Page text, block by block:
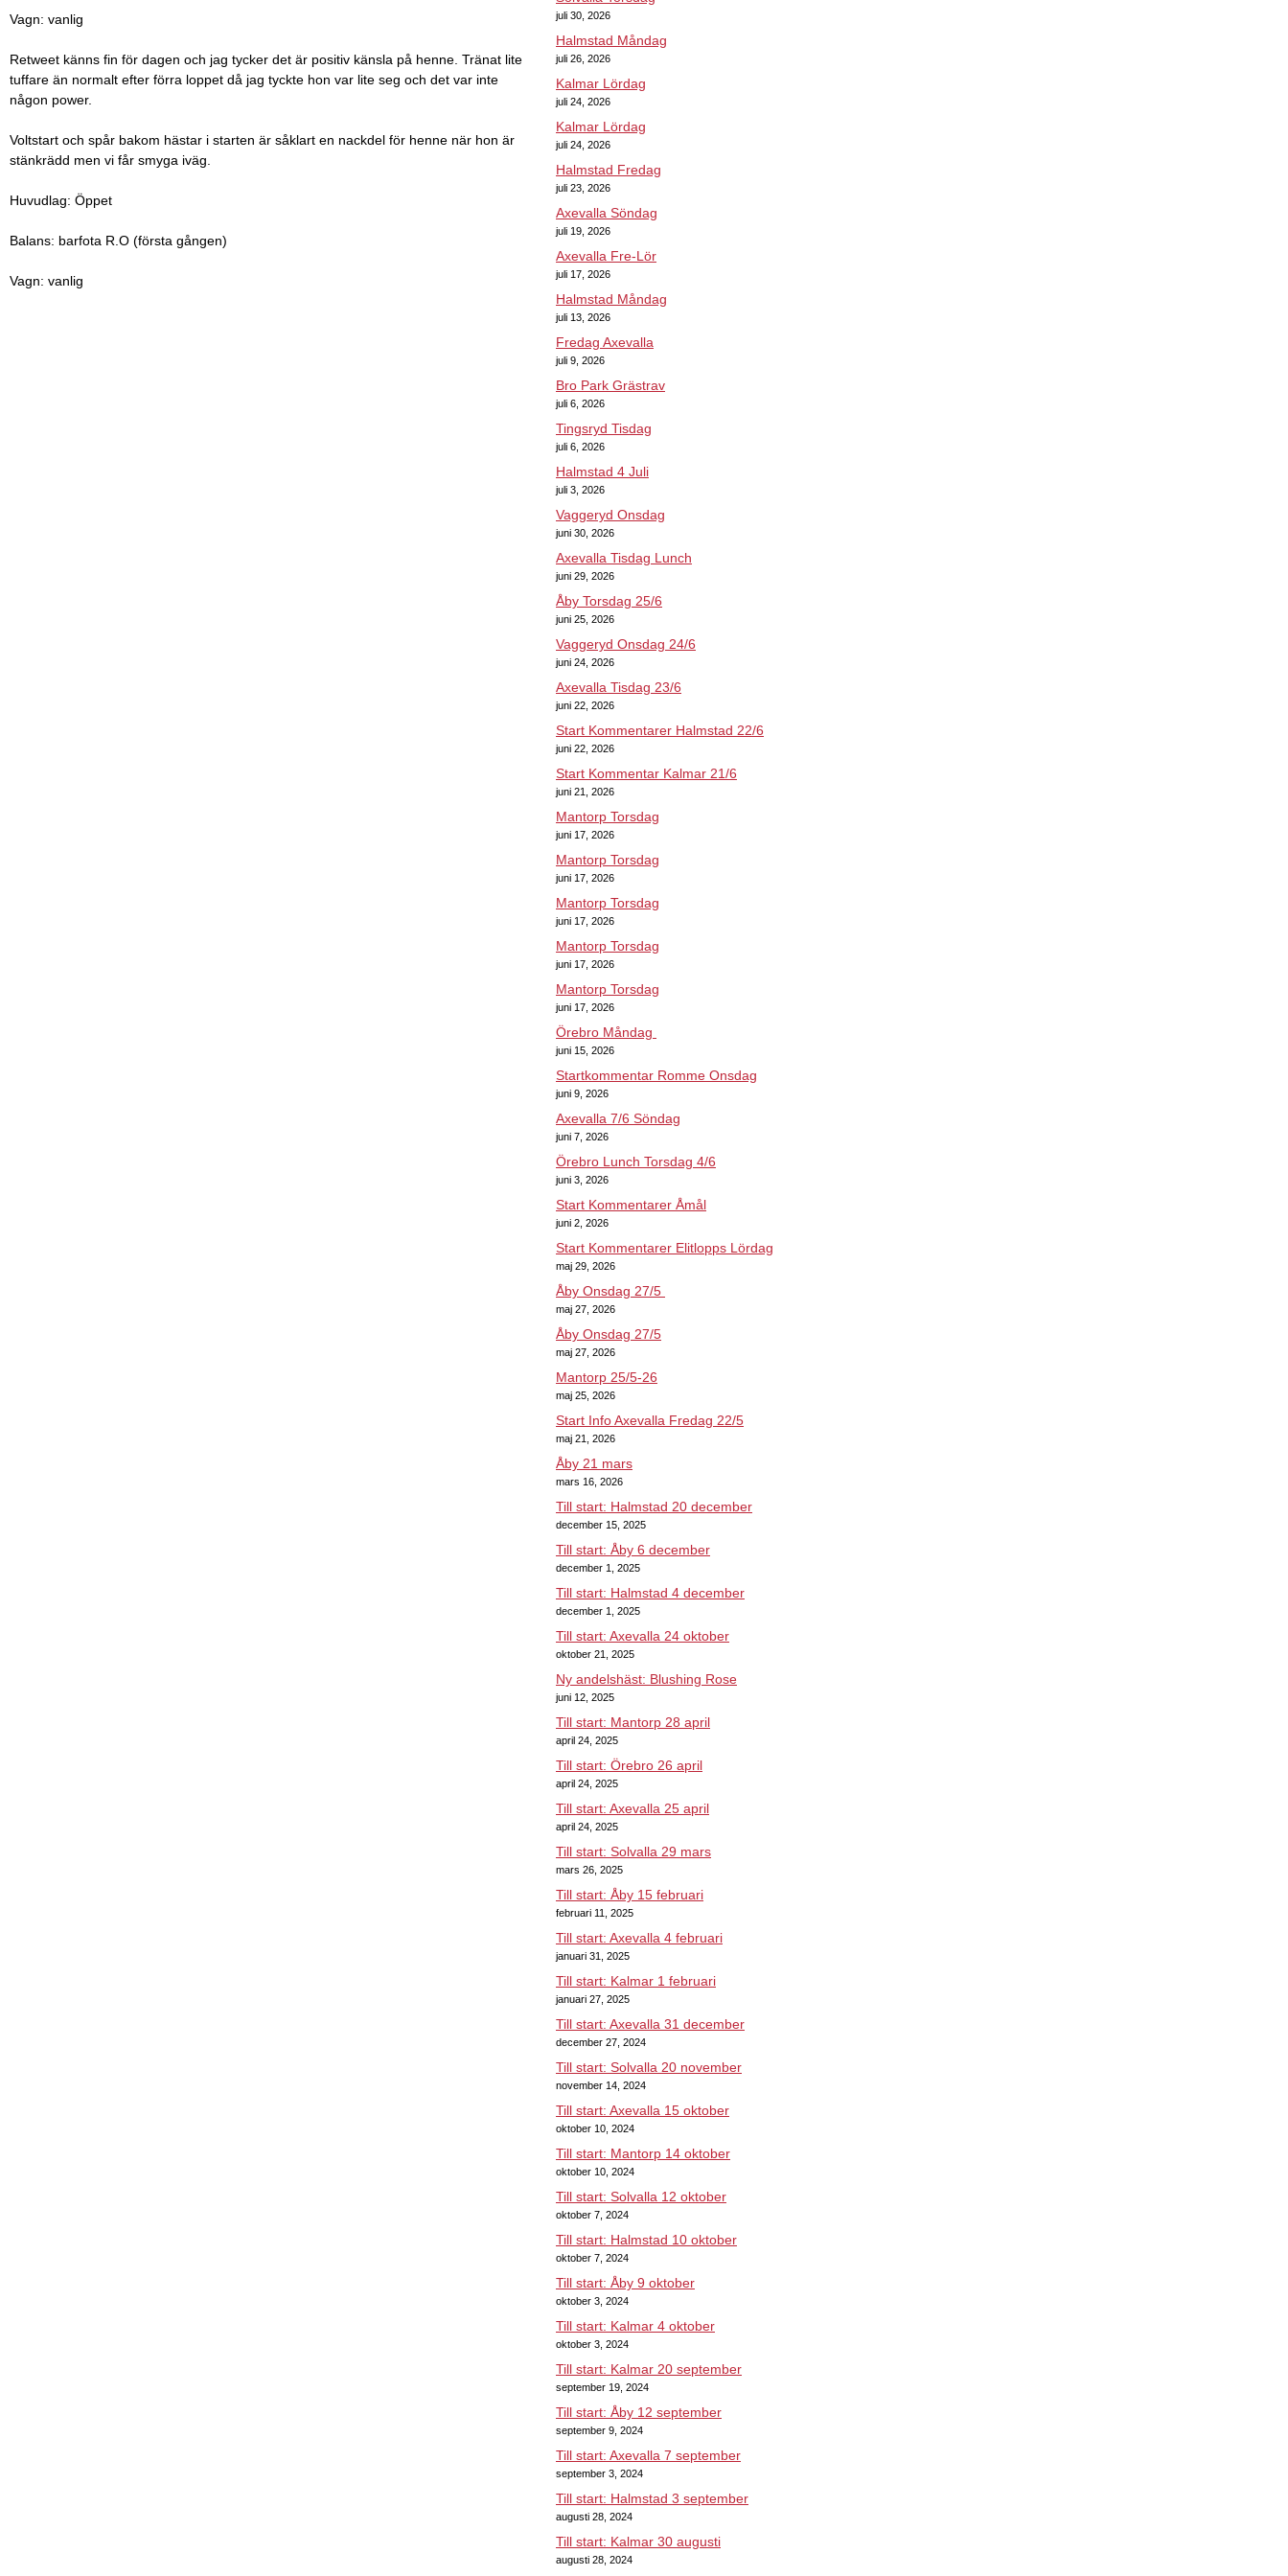
Vagn: vanlig
Retweet känns fin för dagen och jag tycker det är positiv känsla på henne. Tränat lite
tuffare än normalt efter förra loppet då jag tyckte hon var lite seg och det var inte
någon power.
Voltstart och spår bakom hästar i starten är såklart en nackdel för henne när hon är
stänkrädd men vi får smyga iväg.
Huvudlag: Öppet
Balans: barfota R.O (första gången)
Vagn: vanlig
juli 30, 2026
Halmstad Måndag
juli 26, 2026
Kalmar Lördag
juli 24, 2026
Kalmar Lördag
juli 24, 2026
Halmstad Fredag
juli 23, 2026
Axevalla Söndag
juli 19, 2026
Axevalla Fre-Lör
juli 17, 2026
Halmstad Måndag
juli 13, 2026
Fredag Axevalla
juli 9, 2026
Bro Park Grästrav
juli 6, 2026
Tingsryd Tisdag
juli 6, 2026
Halmstad 4 Juli
juli 3, 2026
Vaggeryd Onsdag
juni 30, 2026
Axevalla Tisdag Lunch
juni 29, 2026
Åby Torsdag 25/6
juni 25, 2026
Vaggeryd Onsdag 24/6
juni 24, 2026
Axevalla Tisdag 23/6
juni 22, 2026
Start Kommentarer Halmstad 22/6
juni 22, 2026
Start Kommentar Kalmar 21/6
juni 21, 2026
Mantorp Torsdag
juni 17, 2026
Mantorp Torsdag
juni 17, 2026
Mantorp Torsdag
juni 17, 2026
Mantorp Torsdag
juni 17, 2026
Mantorp Torsdag
juni 17, 2026
Örebro Måndag
juni 15, 2026
Startkommentar Romme Onsdag
juni 9, 2026
Axevalla 7/6 Söndag
juni 7, 2026
Örebro Lunch Torsdag 4/6
juni 3, 2026
Start Kommentarer Åmål
juni 2, 2026
Start Kommentarer Elitlopps Lördag
maj 29, 2026
Åby Onsdag 27/5
maj 27, 2026
Åby Onsdag 27/5
maj 27, 2026
Mantorp 25/5-26
maj 25, 2026
Start Info Axevalla Fredag 22/5
maj 21, 2026
Åby 21 mars
mars 16, 2026
Till start: Halmstad 20 december
december 15, 2025
Till start: Åby 6 december
december 1, 2025
Till start: Halmstad 4 december
december 1, 2025
Till start: Axevalla 24 oktober
oktober 21, 2025
Ny andelshäst: Blushing Rose
juni 12, 2025
Till start: Mantorp 28 april
april 24, 2025
Till start: Örebro 26 april
april 24, 2025
Till start: Axevalla 25 april
april 24, 2025
Till start: Solvalla 29 mars
mars 26, 2025
Till start: Åby 15 februari
februari 11, 2025
Till start: Axevalla 4 februari
januari 31, 2025
Till start: Kalmar 1 februari
januari 27, 2025
Till start: Axevalla 31 december
december 27, 2024
Till start: Solvalla 20 november
november 14, 2024
Till start: Axevalla 15 oktober
oktober 10, 2024
Till start: Mantorp 14 oktober
oktober 10, 2024
Till start: Solvalla 12 oktober
oktober 7, 2024
Till start: Halmstad 10 oktober
oktober 7, 2024
Till start: Åby 9 oktober
oktober 3, 2024
Till start: Kalmar 4 oktober
oktober 3, 2024
Till start: Kalmar 20 september
september 19, 2024
Till start: Åby 12 september
september 9, 2024
Till start: Axevalla 7 september
september 3, 2024
Till start: Halmstad 3 september
augusti 28, 2024
Till start: Kalmar 30 augusti
augusti 28, 2024